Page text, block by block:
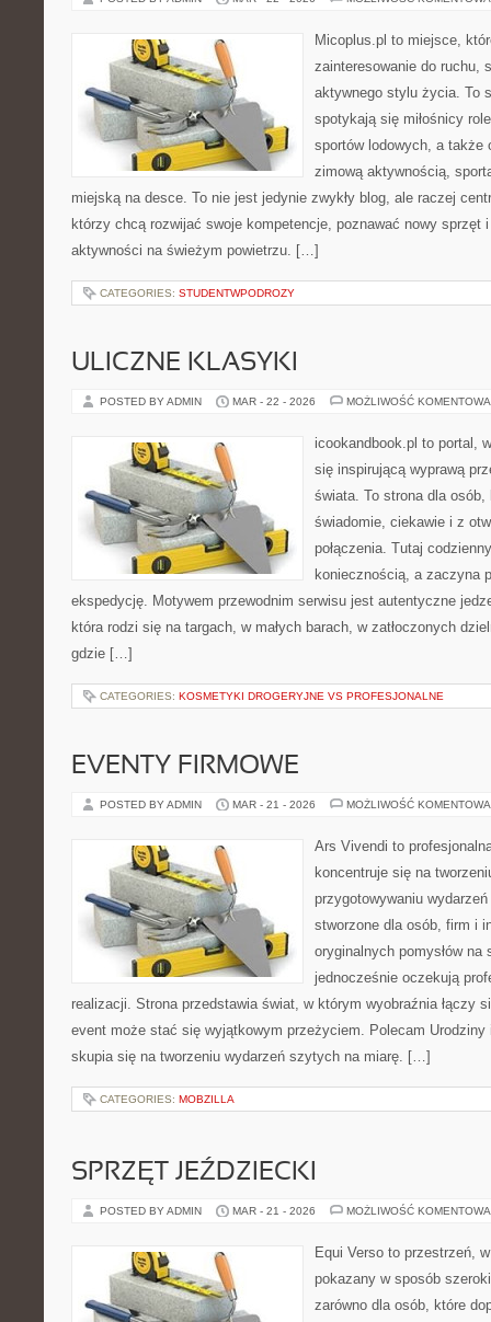
Micoplus.pl to miejsce,
zainteresowanie do ruchu,
aktywnego stylu życia. To
spotykają się miłośnicy
sportów lodowych, a także
zimową aktywnością,
miejską na desce. To nie jest jedynie zwykły blog, ale raczej
którzy chcą rozwijać swoje kompetencje, poznawać nowy sprzęt
aktywności na świeżym powietrzu. […]
CATEGORIES: STUDENTWPODROZY
ULICZNE KLASYKI
POSTED BY ADMIN MAR - 22 - 2026 MOŻLIWOŚĆ
icookandbook.pl to portal,
się inspirującą wyprawą
świata. To strona dla
świadomie, ciekawie i z
połączenia. Tutaj
koniecznością, a zaczyna
ekspedycję. Motywem przewodnim serwisu jest autentyczne
która rodzi się na targach, w małych barach, w zatłoczonych
gdzie […]
CATEGORIES: KOSMETYKI DROGERYJNE VS PROFESJONALNE
EVENTY FIRMOWE
POSTED BY ADMIN MAR - 21 - 2026 MOŻLIWOŚĆ
Ars Vivendi to
koncentruje się na
przygotowywaniu
stworzone dla osób, firm i
oryginalnych pomysłów na
jednocześnie oczekują
realizacji. Strona przedstawia świat, w którym wyobraźnia łączy
event może stać się wyjątkowym przeżyciem. Polecam
skupia się na tworzeniu wydarzeń szytych na miarę. […]
CATEGORIES: MOBZILLA
SPRZĘT JEŹDZIECKI
POSTED BY ADMIN MAR - 21 - 2026 MOŻLIWOŚĆ
Equi Verso to przestrzeń,
pokazany w sposób
zarówno dla osób, które